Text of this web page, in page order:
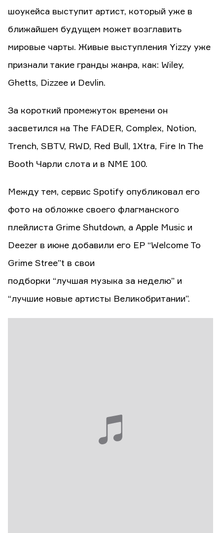
шоукейса выступит артист, который уже в
ближайшем будущем может возглавить
мировые чарты. Живые выступления Yizzy уже
признали такие гранды жанра, как: Wiley,
Ghetts, Dizzee и Devlin.
За короткий промежуток времени он
засветился на The FADER, Complex, Notion,
Trench, SBTV, RWD, Red Bull, 1Xtra, Fire In The
Booth Чарли слота и в NME 100.
Между тем, сервис Spotify опубликовал его
фото на обложке своего флагманского
плейлиста Grime Shutdown, а Apple Music и
Deezer в июне добавили его ЕР “Welcome To
Grime Stree”t в свои
подборки “лучшая музыка за неделю” и
“лучшие новые артисты Великобритании”.